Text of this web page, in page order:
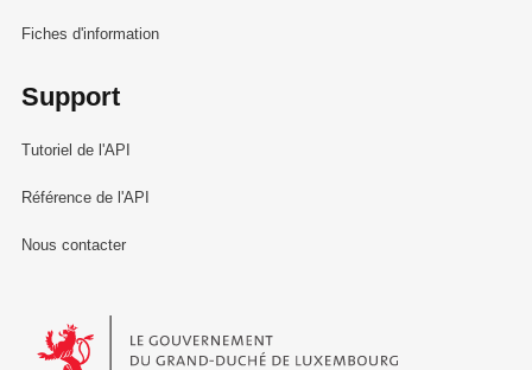
Fiches d'information
Support
Tutoriel de l'API
Référence de l'API
Nous contacter
Le Gouvernement du Grand-Duché de Luxembourg - Service